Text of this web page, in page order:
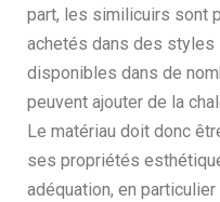
part, les similicuirs sont
achetés dans des
disponibles dans de
peuvent ajouter de la
Le matériau doit donc
ses propriétés
adéquation, en